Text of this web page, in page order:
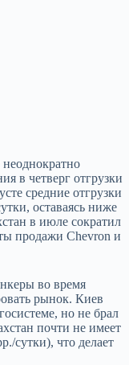
в четверг отгрузки
средние отгрузки
оставаясь ниже
в июле сократил
продажи Chevron и
во время
рынок. Киев
но не брал
почти не имеет
сутки), что делает